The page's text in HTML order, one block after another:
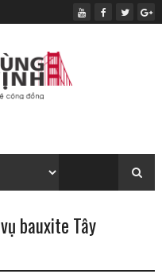
bauxite Tây